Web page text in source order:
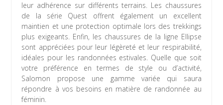
leur adhérence sur différents terrains. Les chaussures
de la série Quest offrent également un excellent
maintien et une protection optimale lors des trekkings
plus exigeants. Enfin, les chaussures de la ligne Ellipse
sont appréciées pour leur légèreté et leur respirabilité,
idéales pour les randonnées estivales. Quelle que soit
votre préférence en termes de style ou d’activité,
Salomon propose une gamme variée qui saura
répondre à vos besoins en matière de randonnée au
féminin.